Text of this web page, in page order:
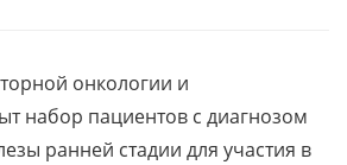
онкологии и
набор пациентов с диагнозом
ранней стадии для участия в